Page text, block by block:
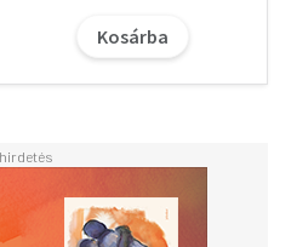
különbözőségről
csakis az írói fantázia és a
Kosárba